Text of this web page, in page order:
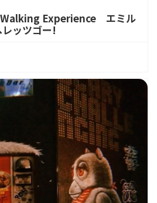
Experience エミル
ッツゴー!